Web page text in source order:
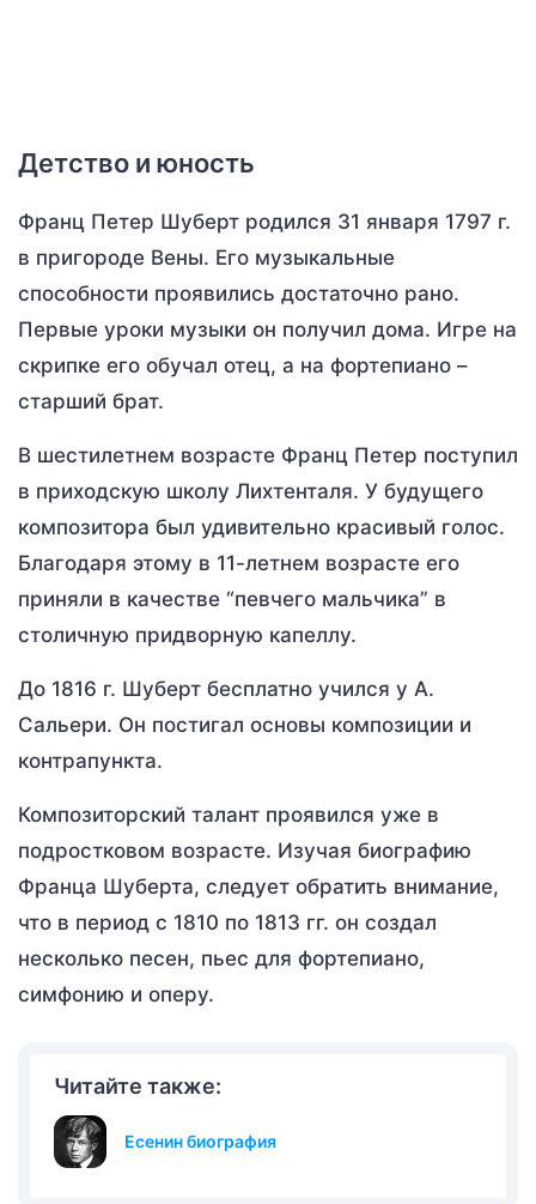
Детство и юность
Франц Петер Шуберт родился 31 января 1797 г.
в пригороде Вены. Его музыкальные
способности проявились достаточно рано.
Первые уроки музыки он получил дома. Игре на
скрипке его обучал отец, а на фортепиано –
старший брат.
В шестилетнем возрасте Франц Петер поступил
в приходскую школу Лихтенталя. У будущего
композитора был удивительно красивый голос.
Благодаря этому в 11-летнем возрасте его
приняли в качестве “певчего мальчика” в
столичную придворную капеллу.
До 1816 г. Шуберт бесплатно учился у А.
Сальери. Он постигал основы композиции и
контрапункта.
Композиторский талант проявился уже в
подростковом возрасте. Изучая биографию
Франца Шуберта, следует обратить внимание,
что в период с 1810 по 1813 гг. он создал
несколько песен, пьес для фортепиано,
симфонию и оперу.
Читайте также:
Есенин биография